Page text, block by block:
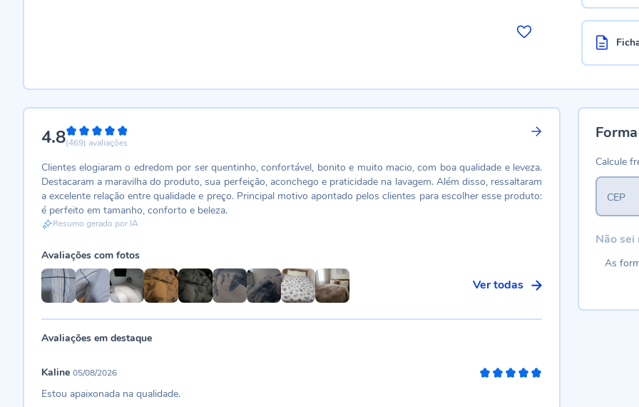
4.896%
(469) avaliações
Clientes elogiaram o edredom por ser quentinho, confortável, bonito e muito macio, com boa qualidade e leveza.
Destacaram a maravilha do produto, sua perfeição, aconchego e praticidade na lavagem. Além disso, ressaltaram
a excelente relação entre qualidade e preço. Principal motivo apontado pelos clientes para escolher esse produto:
é perfeito em tamanho, conforto e beleza.
Resumo gerado por IA
Avaliações com fotos
Ver todas
Avaliações em destaque
Kaline 05/08/2026
Estou apaixonada na qualidade.
Calcule
CEP
Não sei
As